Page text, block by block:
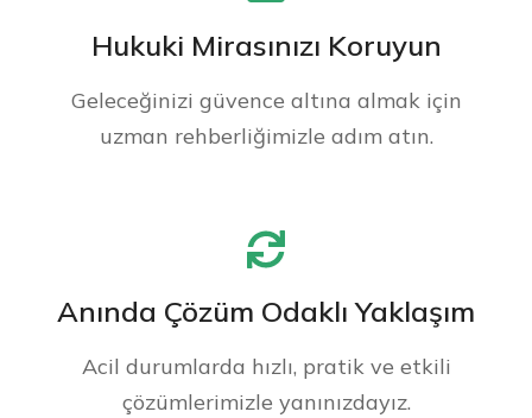
Hukuki Mirasınızı Koruyun
Geleceğinizi güvence altına almak için
uzman rehberliğimizle adım atın.
Anında Çözüm Odaklı Yaklaşım
Acil durumlarda hızlı, pratik ve etkili
çözümlerimizle yanınızdayız.